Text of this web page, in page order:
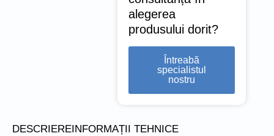
alegerea
produsului dorit?
Întreabă
specialistul
nostru
DESCRIEREINFORMAȚII TEHNICE